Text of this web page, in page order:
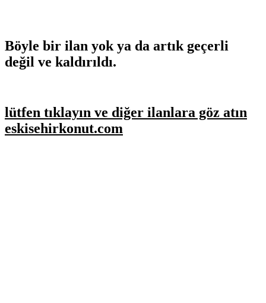
Böyle bir ilan yok ya da artık geçerli
değil ve kaldırıldı.
lütfen tıklayın ve diğer ilanlara göz atın
eskisehirkonut.com